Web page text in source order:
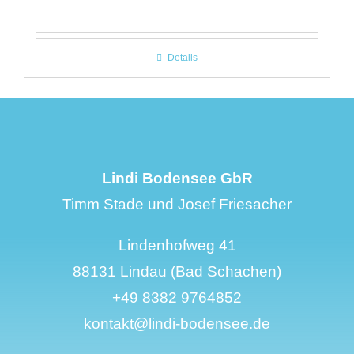
Details
Lindi Bodensee GbR
Timm Stade und Josef Friesacher
Lindenhofweg 41
88131 Lindau (Bad Schachen)
+49 8382 9764852
kontakt@lindi-bodensee.de